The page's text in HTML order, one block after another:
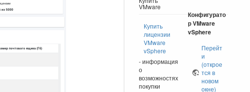
Конфигурато
р VMware
vSphere
Перейт
и
(открое
тся в
новом
окне)
VMware
Купить
лицензии
VMware
vSphere
- информация
о
возможностях
покупки